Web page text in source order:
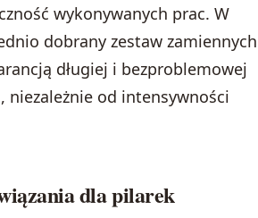
wykonywanych prac. W
dobrany zestaw zamiennych
długiej i bezproblemowej
niezależnie od intensywności
dla pilarek